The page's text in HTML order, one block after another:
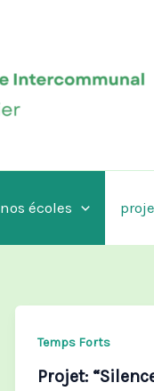
nos écoles
Temps Forts
Projet: